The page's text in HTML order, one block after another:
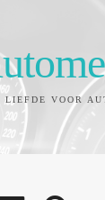
LIEFDE VOOR